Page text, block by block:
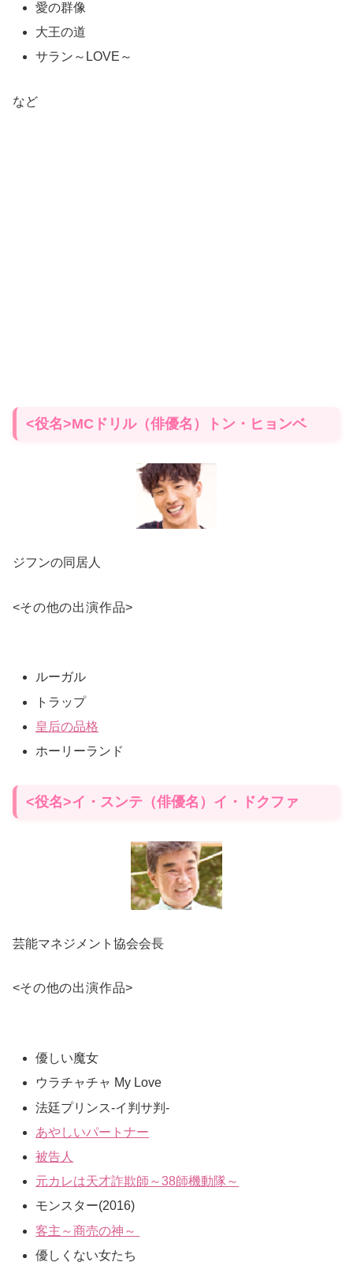
愛の群像
大王の道
サラン～LOVE～
など
<役名>MCドリル（俳優名）トン・ヒョンベ
ジフンの同居人
<その他の出演作品>
ルーガル
トラップ
皇后の品格
ホーリーランド
<役名>イ・スンテ（俳優名）イ・ドクファ
芸能マネジメント協会会長
<その他の出演作品>
優しい魔女
ウラチャチャ My Love
法廷プリンス-イ判サ判-
あやしいパートナー
被告人
元カレは天才詐欺師～38師機動隊～
モンスター(2016)
客主～商売の神～
優しくない女たち